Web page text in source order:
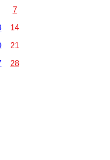
7
14
21
28